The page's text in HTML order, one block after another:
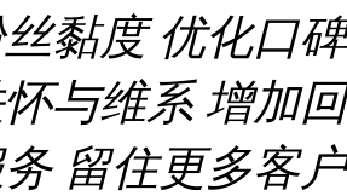
黏度 优化口
与维系 增加
留住更多客户